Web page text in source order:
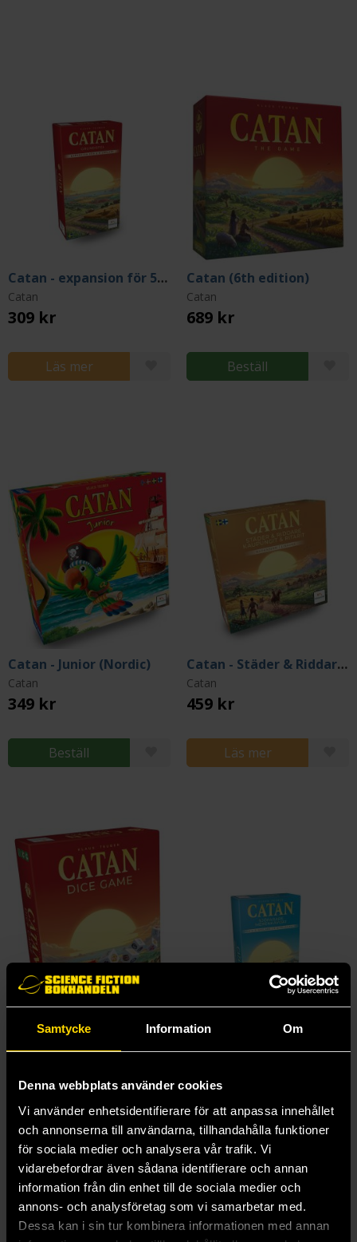
Samtycke Information Om
Denna webbplats använder cookies
Vi använder enhetsidentifierare för att anpassa innehållet
och annonserna till användarna, tillhandahålla funktioner
för sociala medier och analysera vår trafik. Vi
vidarebefordrar även sådana identifierare och annan
information från din enhet till de sociala medier och
annons- och analysföretag som vi samarbetar med.
Dessa kan i sin tur kombinera informationen med annan
Catan - expansion för 5-6 spelare (Nordic)
Catan
309 kr
Läs mer
Catan (6th edition)
Catan
689 kr
Beställ
Catan - Junior (Nordic)
Catan
349 kr
Beställ
Catan - Städer & Riddare (Nordic)
Catan
459 kr
Läs mer
Catan Dice Game (Nordic)
199 kr
Beställ
Catan - Sjöfarare 5-6 (Nordic)
299 kr
Beställ